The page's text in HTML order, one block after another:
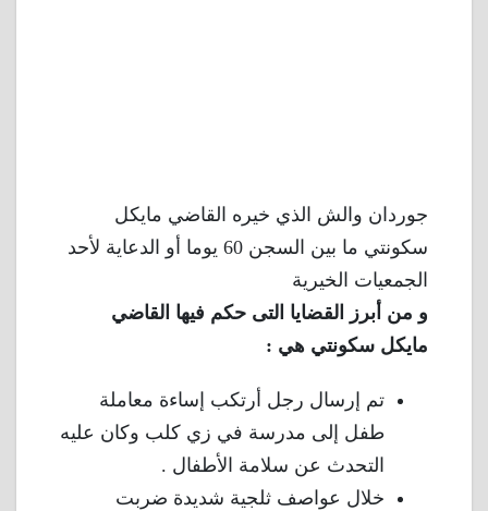
جوردان والش الذي خيره القاضي مايكل
سكونتي ما بين السجن 60 يوما أو الدعاية لأحد
الجمعيات الخيرية
و من أبرز القضايا التى حكم فيها القاضي
مايكل سكونتي هي :
تم إرسال رجل أرتكب إساءة معاملة
طفل إلى مدرسة في زي كلب وكان عليه
التحدث عن سلامة الأطفال .
خلال عواصف ثلجية شديدة ضربت